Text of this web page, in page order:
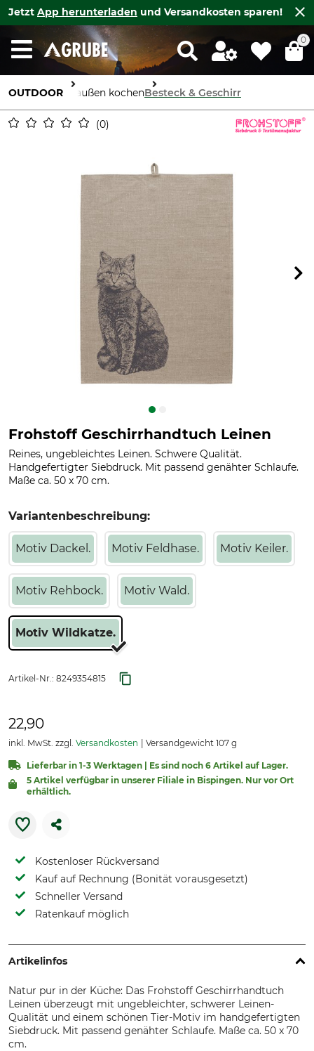
Jetzt App herunterladen und Versandkosten sparen!
0
OUTDOOR Draußen kochenBesteck & Geschirr
0
Frohstoff Geschirrhandtuch Leinen
Reines, ungebleichtes Leinen. Schwere Qualität.
Handgefertigter Siebdruck. Mit passend genähter Schlaufe.
Maße ca. 50 x 70 cm.
Variantenbeschreibung:
Motiv Dackel. Motiv Feldhase. Motiv Keiler.
Motiv Rehbock. Motiv Wald.
Motiv Wildkatze.
Artikel-Nr.: 8249354815
22,90
inkl. MwSt. zzgl. Versandkosten Versandgewicht 107 g
Lieferbar in 1-3 Werktagen | Es sind noch 6 Artikel auf Lager.
5 Artikel verfügbar in unserer Filiale in Bispingen. Nur vor Ort
erhältlich.
Kostenloser Rückversand
Kauf auf Rechnung (Bonität vorausgesetzt)
Schneller Versand
Ratenkauf möglich
Artikelinfos
Natur pur in der Küche: Das Frohstoff Geschirrhandtuch
Leinen überzeugt mit ungebleichter, schwerer Leinen-
Qualität und einem schönen Tier-Motiv im handgefertigten
Siebdruck. Mit passend genähter Schlaufe. Maße ca. 50 x 70
cm.